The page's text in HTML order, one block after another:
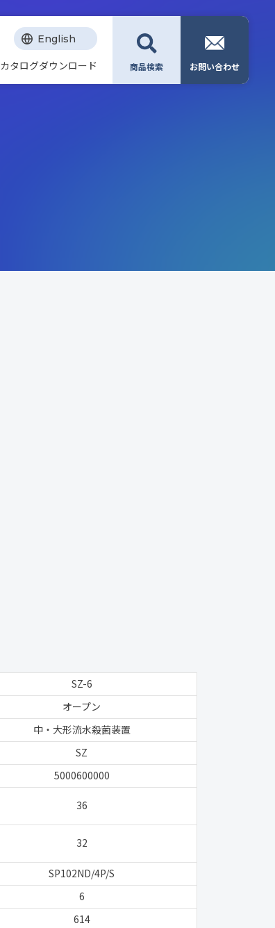
English
カタログダウンロード 商品検索 お問い合わせ
SZ-6
オープン
中・大形流水殺菌装置
SZ
5000600000
36
32
SP102ND/4P/S
6
614